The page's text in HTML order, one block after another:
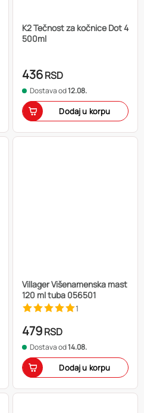
K2 Tečnost za kočnice Dot 4
500ml
436RSD
Dostava od12.08.
Dodaj u korpu
Villager Višenamenska mast
120 ml tuba 056501
1
479RSD
Dostava od14.08.
Dodaj u korpu